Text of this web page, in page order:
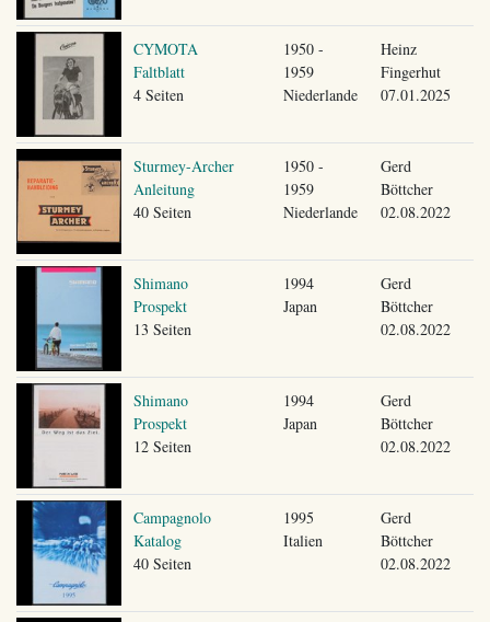
CYMOTA
Faltblatt
4 Seiten
1950 -
1959
Niederlande
Heinz
Fingerhut
07.01.2025
Sturmey-Archer
Anleitung
40 Seiten
1950 -
1959
Niederlande
Gerd
Böttcher
02.08.2022
Shimano
Prospekt
13 Seiten
1994
Japan
Gerd
Böttcher
02.08.2022
Shimano
Prospekt
12 Seiten
1994
Japan
Gerd
Böttcher
02.08.2022
Campagnolo
Katalog
40 Seiten
1995
Italien
Gerd
Böttcher
02.08.2022